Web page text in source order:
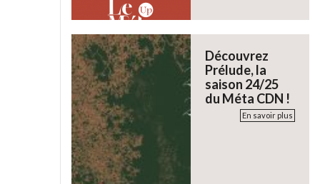
Découvrez
Prélude, la
saison 24/25
du Méta CDN !
En savoir plus